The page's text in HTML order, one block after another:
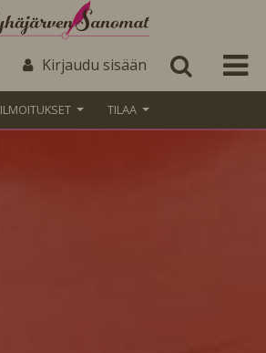
Kirjaudu sisään
ILMOITUKSET TILAA